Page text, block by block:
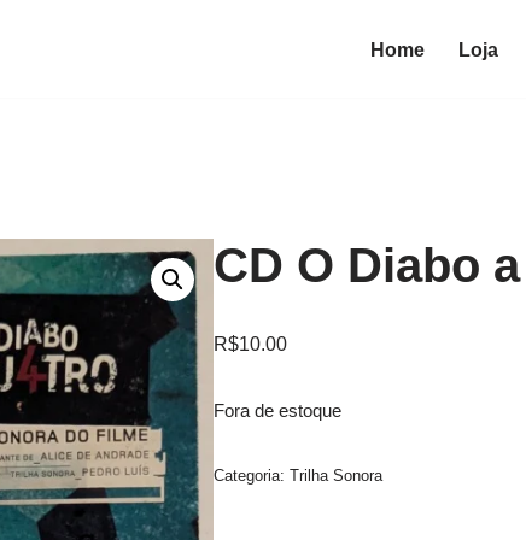
Home Loja
CD O Diabo
R$10.00
Fora de estoque
Categoria:Trilha Sonora